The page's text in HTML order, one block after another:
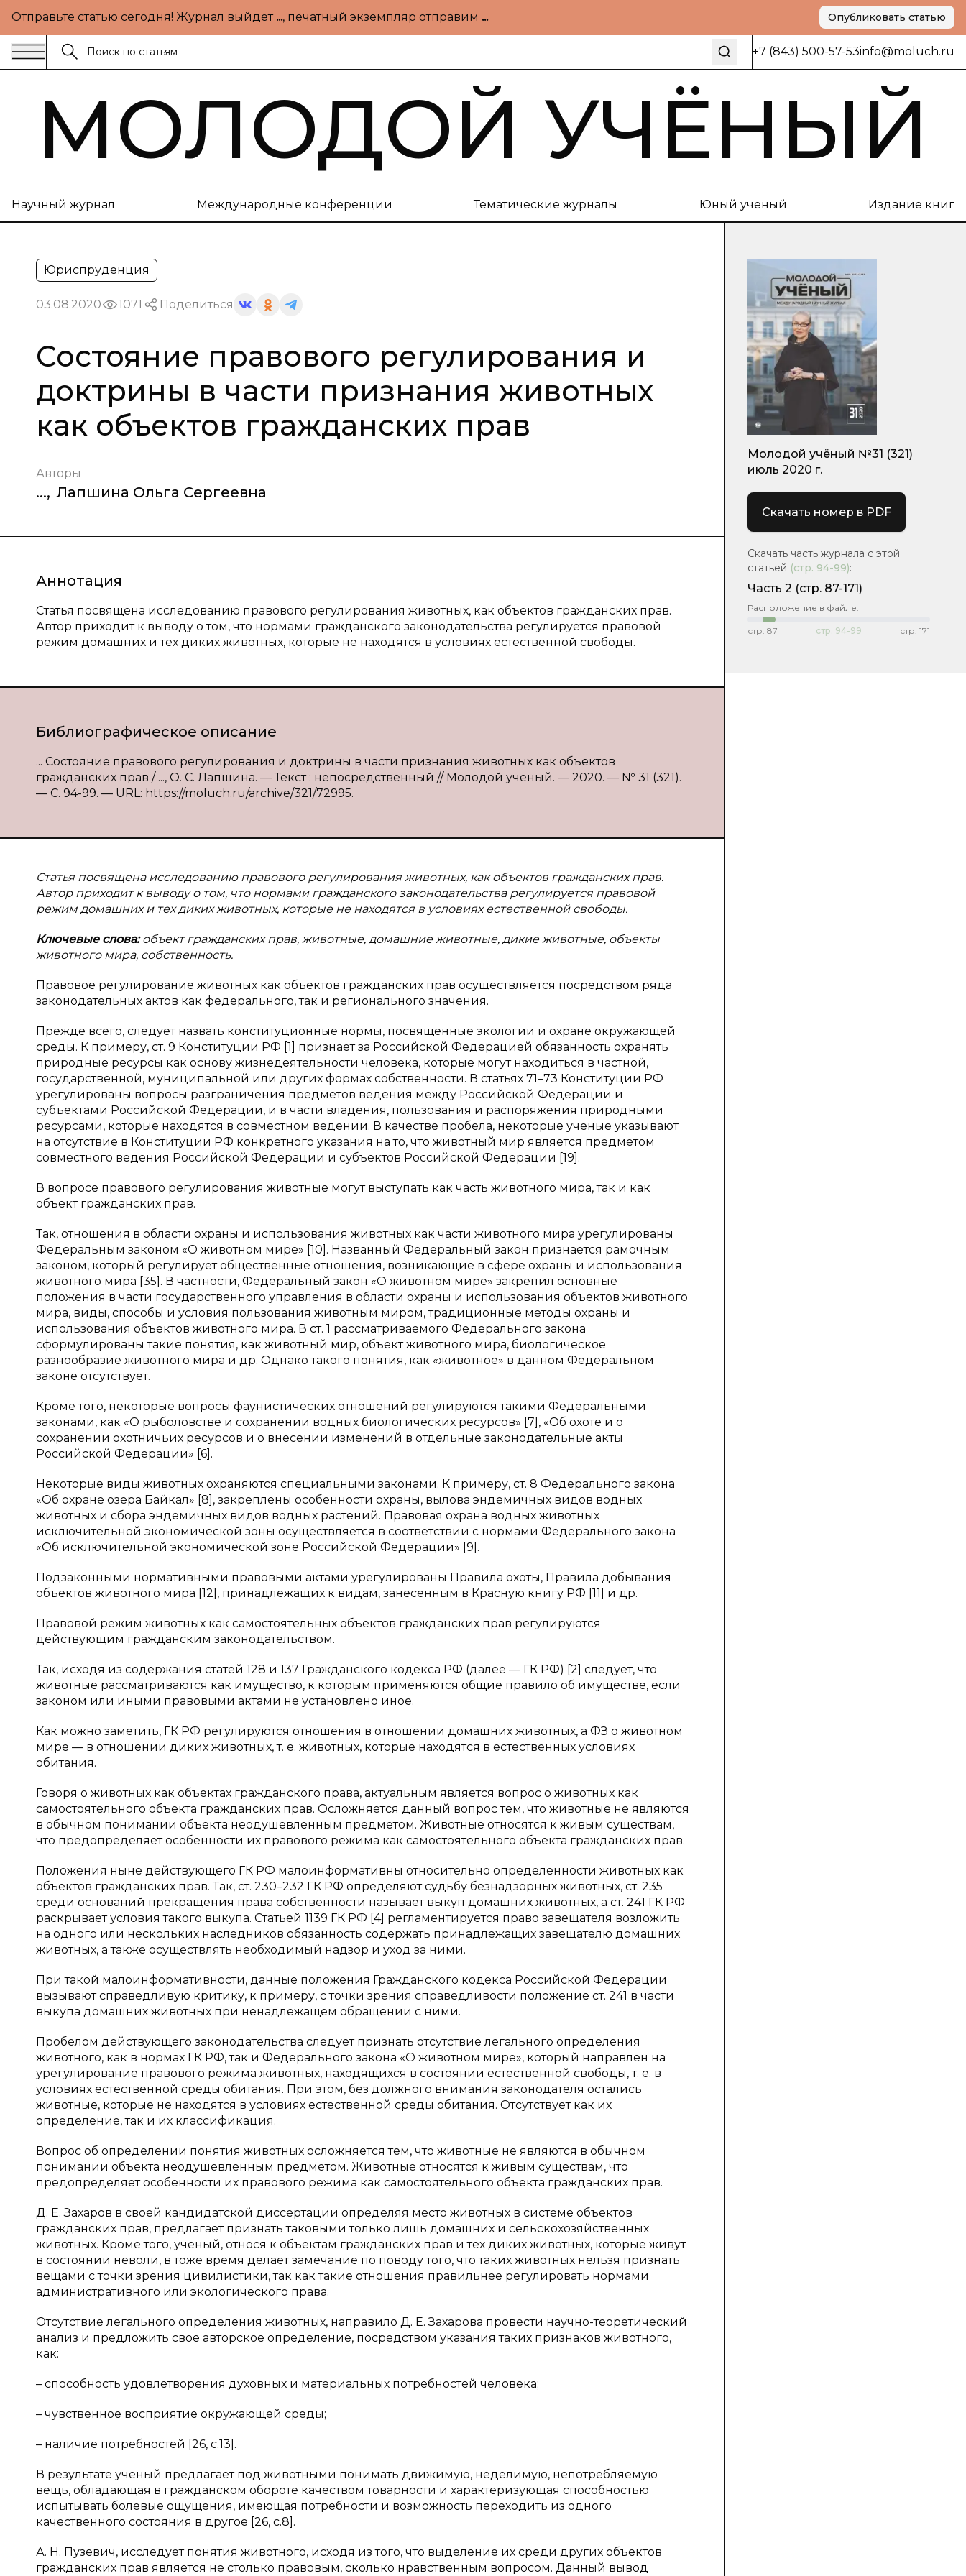
Отправьте статью сегодня! Журнал выйдет ..., печатный экземпляр отправим ... Опубликовать статью
+7 (843) 500-57-53info@moluch.ru
МОЛОДОЙ УЧЁНЫЙ
Научный журнал Международные конференции Тематические журналы Юный ученый Издание книг
Юриспруденция
03.08.2020 1071 Поделиться
Состояние правового регулирования и
доктрины в части признания животных
как объектов гражданских прав
Авторы
..., Лапшина Ольга Сергеевна
Аннотация
Статья посвящена исследованию правового регулирования животных, как объектов гражданских прав.
Автор приходит к выводу о том, что нормами гражданского законодательства регулируется правовой
режим домашних и тех диких животных, которые не находятся в условиях естественной свободы.
Библиографическое описание
... Состояние правового регулирования и доктрины в части признания животных как объектов
гражданских прав / ..., О. С. Лапшина. — Текст : непосредственный // Молодой ученый. — 2020. — № 31 (321).
— С. 94-99. — URL: https://moluch.ru/archive/321/72995.
Статья посвящена исследованию правового регулирования животных, как объектов гражданских прав.
Автор приходит к выводу о том, что нормами гражданского законодательства регулируется правовой
режим домашних и тех диких животных, которые не находятся в условиях естественной свободы.
Ключевые слова:объект гражданских прав, животные, домашние животные, дикие животные, объекты
животного мира, собственность.
Правовое регулирование животных как объектов гражданских прав осуществляется посредством ряда
законодательных актов как федерального, так и регионального значения.
Прежде всего, следует назвать конституционные нормы, посвященные экологии и охране окружающей
среды. К примеру, ст. 9 Конституции РФ [1] признает за Российской Федерацией обязанность охранять
природные ресурсы как основу жизнедеятельности человека, которые могут находиться в частной,
государственной, муниципальной или других формах собственности. В статьях 71–73 Конституции РФ
урегулированы вопросы разграничения предметов ведения между Российской Федерации и
субъектами Российской Федерации, и в части владения, пользования и распоряжения природными
ресурсами, которые находятся в совместном ведении. В качестве пробела, некоторые ученые указывают
на отсутствие в Конституции РФ конкретного указания на то, что животный мир является предметом
совместного ведения Российской Федерации и субъектов Российской Федерации [19].
В вопросе правового регулирования животные могут выступать как часть животного мира, так и как
объект гражданских прав.
Так, отношения в области охраны и использования животных как части животного мира урегулированы
Федеральным законом «О животном мире» [10]. Названный Федеральный закон признается рамочным
законом, который регулирует общественные отношения, возникающие в сфере охраны и использования
животного мира [35]. В частности, Федеральный закон «О животном мире» закрепил основные
положения в части государственного управления в области охраны и использования объектов животного
мира, виды, способы и условия пользования животным миром, традиционные методы охраны и
использования объектов животного мира. В ст. 1 рассматриваемого Федерального закона
сформулированы такие понятия, как животный мир, объект животного мира, биологическое
разнообразие животного мира и др. Однако такого понятия, как «животное» в данном Федеральном
законе отсутствует.
Кроме того, некоторые вопросы фаунистических отношений регулируются такими Федеральными
законами, как «О рыболовстве и сохранении водных биологических ресурсов» [7], «Об охоте и о
сохранении охотничьих ресурсов и о внесении изменений в отдельные законодательные акты
Российской Федерации» [6].
Некоторые виды животных охраняются специальными законами. К примеру, ст. 8 Федерального закона
«Об охране озера Байкал» [8], закреплены особенности охраны, вылова эндемичных видов водных
животных и сбора эндемичных видов водных растений. Правовая охрана водных животных
исключительной экономической зоны осуществляется в соответствии с нормами Федерального закона
«Об исключительной экономической зоне Российской Федерации» [9].
Подзаконными нормативными правовыми актами урегулированы Правила охоты, Правила добывания
объектов животного мира [12], принадлежащих к видам, занесенным в Красную книгу РФ [11] и др.
Правовой режим животных как самостоятельных объектов гражданских прав регулируются
действующим гражданским законодательством.
Так, исходя из содержания статей 128 и 137 Гражданского кодекса РФ (далее — ГК РФ) [2] следует, что
животные рассматриваются как имущество, к которым применяются общие правило об имуществе, если
законом или иными правовыми актами не установлено иное.
Как можно заметить, ГК РФ регулируются отношения в отношении домашних животных, а ФЗ о животном
мире — в отношении диких животных, т. е. животных, которые находятся в естественных условиях
обитания.
Говоря о животных как объектах гражданского права, актуальным является вопрос о животных как
самостоятельного объекта гражданских прав. Осложняется данный вопрос тем, что животные не являются
в обычном понимании объекта неодушевленным предметом. Животные относятся к живым существам,
что предопределяет особенности их правового режима как самостоятельного объекта гражданских прав.
Положения ныне действующего ГК РФ малоинформативны относительно определенности животных как
объектов гражданских прав. Так, ст. 230–232 ГК РФ определяют судьбу безнадзорных животных, ст. 235
среди оснований прекращения права собственности называет выкуп домашних животных, а ст. 241 ГК РФ
раскрывает условия такого выкупа. Статьей 1139 ГК РФ [4] регламентируется право завещателя возложить
на одного или нескольких наследников обязанность содержать принадлежащих завещателю домашних
животных, а также осуществлять необходимый надзор и уход за ними.
При такой малоинформативности, данные положения Гражданского кодекса Российской Федерации
вызывают справедливую критику, к примеру, с точки зрения справедливости положение ст. 241 в части
выкупа домашних животных при ненадлежащем обращении с ними.
Пробелом действующего законодательства следует признать отсутствие легального определения
животного, как в нормах ГК РФ, так и Федерального закона «О животном мире», который направлен на
урегулирование правового режима животных, находящихся в состоянии естественной свободы, т. е. в
условиях естественной среды обитания. При этом, без должного внимания законодателя остались
животные, которые не находятся в условиях естественной среды обитания. Отсутствует как их
определение, так и их классификация.
Вопрос об определении понятия животных осложняется тем, что животные не являются в обычном
понимании объекта неодушевленным предметом. Животные относятся к живым существам, что
предопределяет особенности их правового режима как самостоятельного объекта гражданских прав.
Д. Е. Захаров в своей кандидатской диссертации определяя место животных в системе объектов
гражданских прав, предлагает признать таковыми только лишь домашних и сельскохозяйственных
животных. Кроме того, ученый, относя к объектам гражданских прав и тех диких животных, которые живут
в состоянии неволи, в тоже время делает замечание по поводу того, что таких животных нельзя признать
вещами с точки зрения цивилистики, так как такие отношения правильнее регулировать нормами
административного или экологического права.
Отсутствие легального определения животных, направило Д. Е. Захарова провести научно-теоретический
анализ и предложить свое авторское определение, посредством указания таких признаков животного,
как:
– способность удовлетворения духовных и материальных потребностей человека;
– чувственное восприятие окружающей среды;
– наличие потребностей [26, c.13].
В результате ученый предлагает под животными понимать движимую, неделимую, непотребляемую
вещь, обладающая в гражданском обороте качеством товарности и характеризующая способностью
испытывать болевые ощущения, имеющая потребности и возможность переходить из одного
качественного состояния в другое [26, c.8].
А. Н. Пузевич, исследует понятия животного, исходя из того, что выделение их среди других объектов
гражданских прав является не столько правовым, сколько нравственным вопросом. Данный вывод
Молодой учёный №31 (321)
июль 2020 г.
Скачать номер в PDF
Скачать часть журнала с этой
статьей (стр. 94-99):
Часть 2 (стр. 87-171)
Расположение в файле:
стр. 87 стр. 94-99 стр. 171